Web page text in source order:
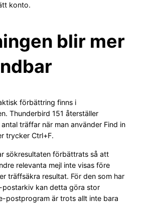
konto.
blir mer
förbättring finns i
Thunderbird 151 återställer
träffar när man använder Find in
trycker Ctrl+F.
sökresultaten förbättrats så att
relevanta mejl inte visas före
träffsäkra resultat. För den som har
postarkiv kan detta göra stor
postprogram är trots allt inte bara